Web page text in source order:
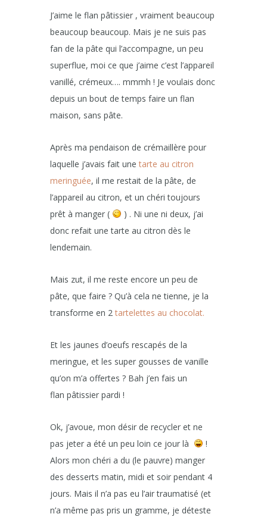
J’aime le flan pâtissier , vraiment beaucoup
beaucoup beaucoup. Mais je ne suis pas
fan de la pâte qui l’accompagne, un peu
superflue, moi ce que j’aime c’est l’appareil
vanillé, crémeux…. mmmh ! Je voulais donc
depuis un bout de temps faire un flan
maison, sans pâte.
Après ma pendaison de crémaillère pour
laquelle j’avais fait unetarte au citron
meringuée, il me restait de la pâte, de
l’appareil au citron, et un chéri toujours
prêt à manger (
) . Ni une ni deux, j’ai
donc refait une tarte au citron dès le
lendemain.
Mais zut, il me reste encore un peu de
pâte, que faire ? Qu’à cela ne tienne, je la
transforme en 2tartelettes au chocolat.
Et les jaunes d’oeufs rescapés de la
meringue, et les super gousses de vanille
qu’on m’a offertes ? Bah j’en fais un
flan pâtissier pardi !
Ok, j’avoue, mon désir de recycler et ne
pas jeter a été un peu loin ce jour là
!
Alors mon chéri a du (le pauvre) manger
des desserts matin, midi et soir pendant 4
jours. Mais il n’a pas eu l’air traumatisé (et
n’a même pas pris un gramme, je déteste